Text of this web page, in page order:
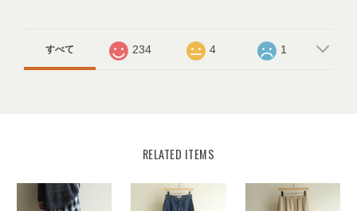
すべて 234 4 1
RELATED ITEMS